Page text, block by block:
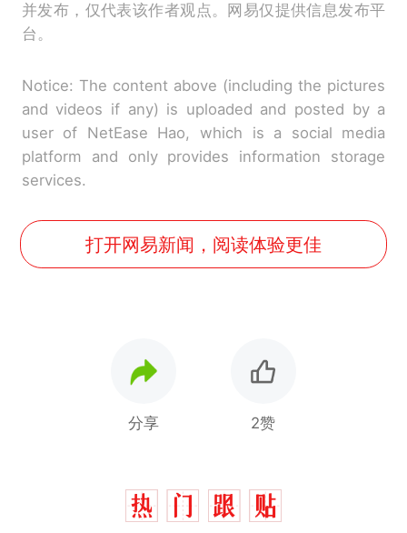
并发布，仅代表该作者观点。网易仅提供信息发布平
台。
Notice: The content above (including the pictures
and videos if any) is uploaded and posted by a
user of NetEase Hao, which is a social media
platform and only provides information storage
services.
打开网易新闻，阅读体验更佳
分享 2赞